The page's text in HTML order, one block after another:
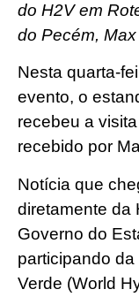
do H2V em
do Pecém,
Nesta quarta-
evento, o
recebeu a
recebido por
Notícia que
diretamente da
Governo do
participando
Verde (World